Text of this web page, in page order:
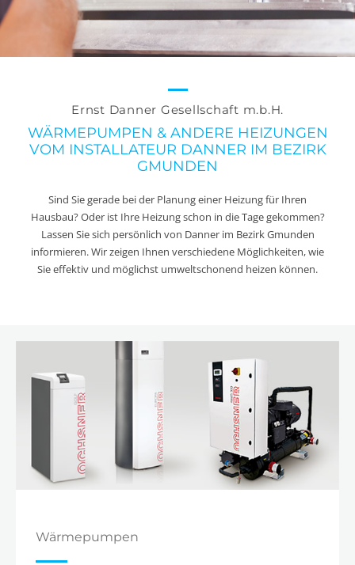
Ernst Danner Gesellschaft m.b.H.
WÄRMEPUMPEN & ANDERE HEIZUNGEN
VOM INSTALLATEUR DANNER IM BEZIRK
GMUNDEN
Sind Sie gerade bei der Planung einer Heizung für Ihren
Hausbau? Oder ist Ihre Heizung schon in die Tage gekommen?
Lassen Sie sich persönlich von Danner im Bezirk Gmunden
informieren. Wir zeigen Ihnen verschiedene Möglichkeiten, wie
Sie effektiv und möglichst umweltschonend heizen können.
Wärmepumpen